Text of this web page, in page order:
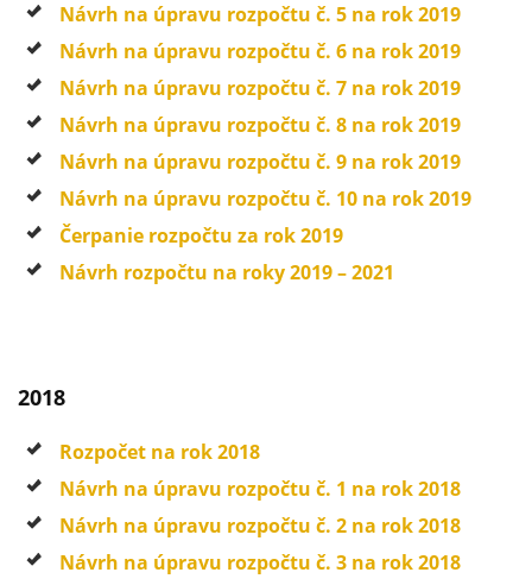
Návrh na úpravu rozpočtu č. 5 na rok 2019
Návrh na úpravu rozpočtu č. 6 na rok 2019
Návrh na úpravu rozpočtu č. 7 na rok 2019
Návrh na úpravu rozpočtu č. 8 na rok 2019
Návrh na úpravu rozpočtu č. 9 na rok 2019
Návrh na úpravu rozpočtu č. 10 na rok 2019
Čerpanie rozpočtu za rok 2019
Návrh rozpočtu na roky 2019 – 2021
2018
Rozpočet na rok 2018
Návrh na úpravu rozpočtu č. 1 na rok 2018
Návrh na úpravu rozpočtu č. 2 na rok 2018
Návrh na úpravu rozpočtu č. 3 na rok 2018